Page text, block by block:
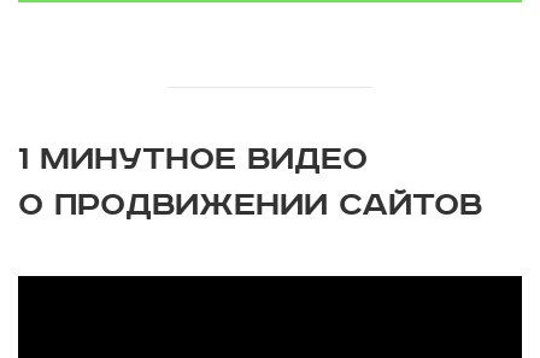
1 МИНУТНОЕ ВИДЕО
О ПРОДВИЖЕНИИ САЙТОВ